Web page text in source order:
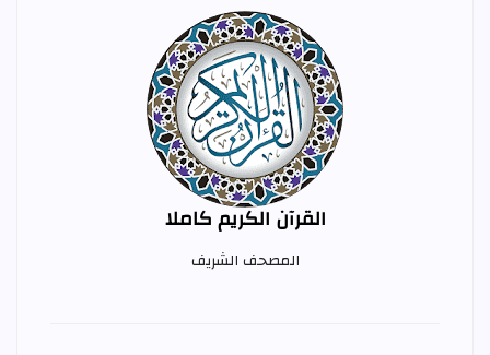
القرآن الكريم كاملا
المصحف الشريف